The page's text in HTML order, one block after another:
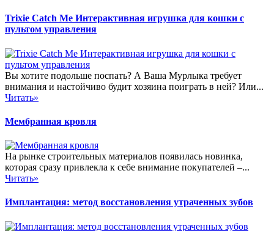
Trixie Catch Me Интерактивная игрушка для кошки с
пультом управления
Вы хотите подольше поспать? А Ваша Мурлыка требует
внимания и настойчиво будит хозяина поиграть в ней? Или...
Читать»
Мембранная кровля
На рынке строительных материалов появилась новинка,
которая сразу привлекла к себе внимание покупателей –...
Читать»
Имплантация: метод восстановления утраченных зубов